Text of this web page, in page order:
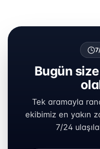
Bugün size
Tek aramayla
ekibimiz en yakın
7/24